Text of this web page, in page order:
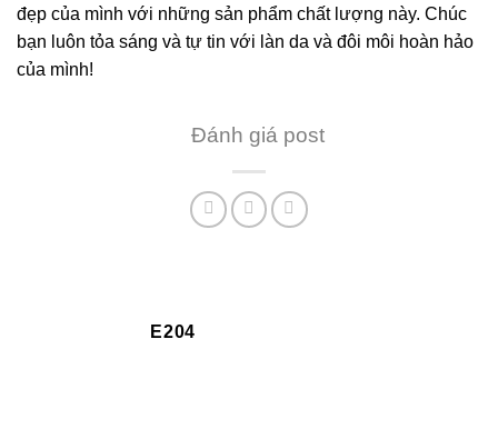
đẹp của mình với những sản phẩm chất lượng này. Chúc
bạn luôn tỏa sáng và tự tin với làn da và đôi môi hoàn hảo
của mình!
Đánh giá post
E204